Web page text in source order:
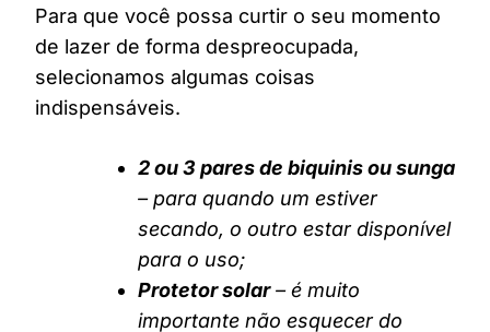
Para que você possa curtir o seu momento
de lazer de forma despreocupada,
selecionamos algumas coisas
indispensáveis.
2 ou 3 pares de biquinis ou sunga
– para quando um estiver
secando, o outro estar disponível
para o uso;
Protetor solar– é muito
importante não esquecer do